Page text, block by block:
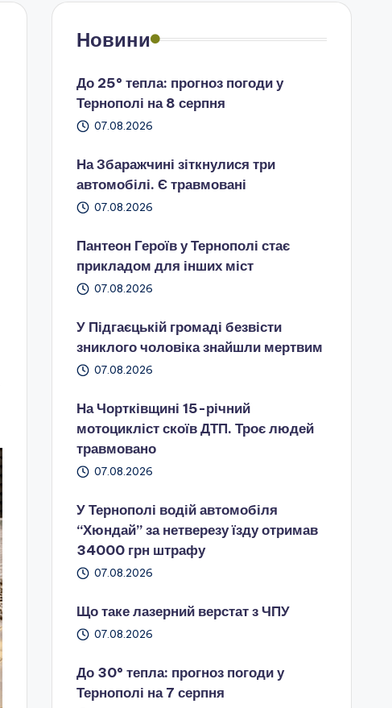
Новини
До 25° тепла: прогноз погоди у
Тернополі на 8 серпня
07.08.2026
На Збаражчині зіткнулися три
автомобілі. Є травмовані
07.08.2026
Пантеон Героїв у Тернополі стає
прикладом для інших міст
07.08.2026
У Підгаєцькій громаді безвісти
зниклого чоловіка знайшли мертвим
07.08.2026
На Чортківщині 15-річний
мотоцикліст скоїв ДТП. Троє людей
травмовано
07.08.2026
У Тернополі водій автомобіля
“Хюндай” за нетверезу їзду отримав
34000 грн штрафу
07.08.2026
Що таке лазерний верстат з ЧПУ
07.08.2026
До 30° тепла: прогноз погоди у
Тернополі на 7 серпня